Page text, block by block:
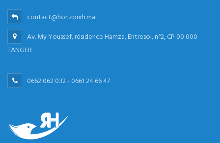
contact@horizonrh.ma
Av. My Youssef, résidence Hamza, Entresol, n°2, CP 90 000
TANGER
0662 062 032 - 0661 24 66 47